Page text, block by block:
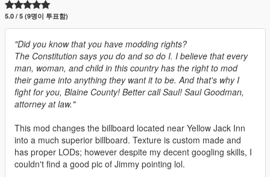
5.0 / 5 (9명이 투표함)
"Did you know that you have modding rights?
The Constitution says you do and so do I. I believe that every
man, woman, and child in this country has the right to mod
their game into anything they want it to be. And that's why I
fight for you, Blaine County! Better call Saul! Saul Goodman,
attorney at law."
This mod changes the billboard located near Yellow Jack Inn
into a much superior billboard. Texture is custom made and
has proper LODs; however despite my decent googling skills, I
couldn't find a good pic of Jimmy pointing lol.